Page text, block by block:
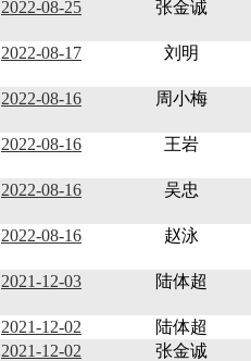
2022-08-25
张金诚
2022-08-17 刘明
2022-08-16 周小梅
2022-08-16 王岩
2022-08-16 吴忠
2022-08-16 赵泳
2021-12-03 陆体超
2021-12-02 陆体超
2021-12-02
张金诚